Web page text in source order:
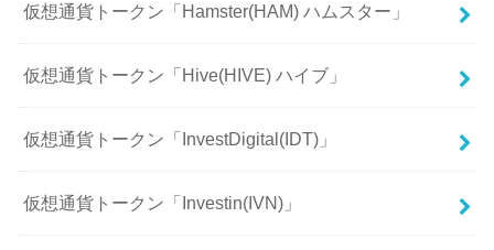
仮想通貨トークン「Hamster(HAM) ハムスター」
仮想通貨トークン「Hive(HIVE) ハイブ」
仮想通貨トークン「InvestDigital(IDT)」
仮想通貨トークン「Investin(IVN)」